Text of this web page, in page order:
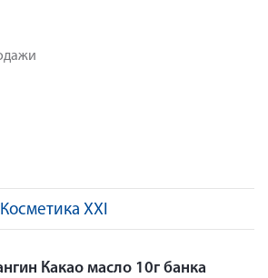
Косметика XXI
Какао масло 10г банка